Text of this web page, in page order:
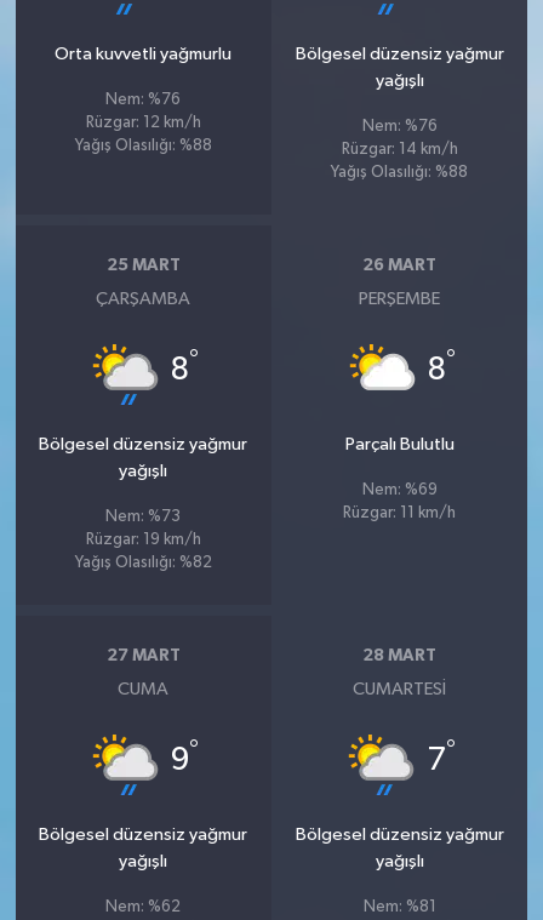
Orta kuvvetli yağmurlu
Nem: %76
Rüzgar: 12 km/h
Yağış Olasılığı: %88
Bölgesel düzensiz yağmur
yağışlı
Nem: %76
Rüzgar: 14 km/h
Yağış Olasılığı: %88
25 MART
ÇARŞAMBA
8°
Bölgesel düzensiz yağmur
yağışlı
Nem: %73
Rüzgar: 19 km/h
Yağış Olasılığı: %82
26 MART
PERŞEMBE
8°
Parçalı Bulutlu
Nem: %69
Rüzgar: 11 km/h
27 MART
CUMA
9°
Bölgesel düzensiz yağmur
yağışlı
Nem: %62
28 MART
CUMARTESI
7°
Bölgesel düzensiz yağmur
yağışlı
Nem: %81